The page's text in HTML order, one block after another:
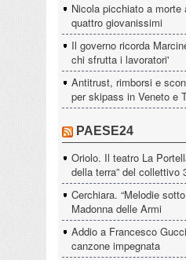
Nicola picchiato a morte
quattro giovanissimi
Il governo ricorda
chi sfrutta i lavoratori'
Antitrust, rimborsi e
per skipass in Veneto e
PAESE24
Oriolo. Il teatro La
della terra” del collettivo
Cerchiara. “Melodie
Madonna delle Armi
Addio a Francesco
canzone impegnata